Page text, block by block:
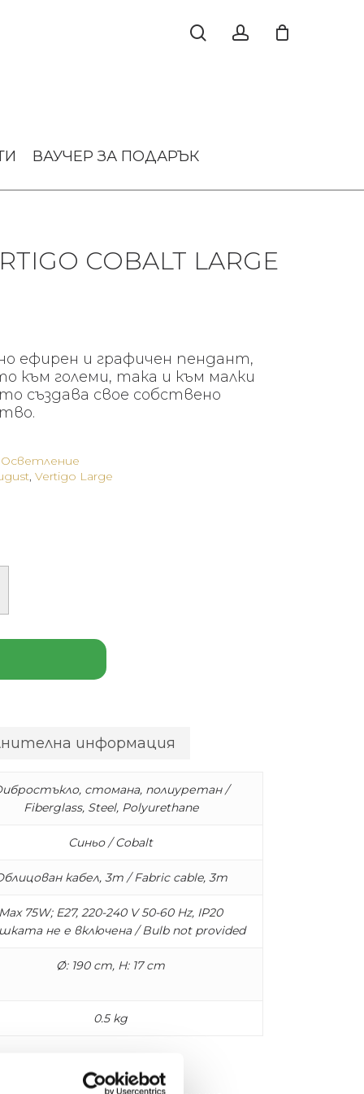
ВАУЧЕР ЗА ПОДАРЪК
COBALT LARGE
ефирен и графичен пендант,
към големи, така и към малки
създава свое собствено
Осветление
, Vertigo Large
информация
стомана, полиуретан /
Fiberglass, Steel, Polyurethane
Синьо / Cobalt
кабел, 3m / Fabric cable, 3m
Max 75W; E27, 220-240 V 50-60 Hz, IP20
не е включена / Bulb not provided
Ø: 190 cm, H: 17 cm
0.5 kg
големи, така и към малки